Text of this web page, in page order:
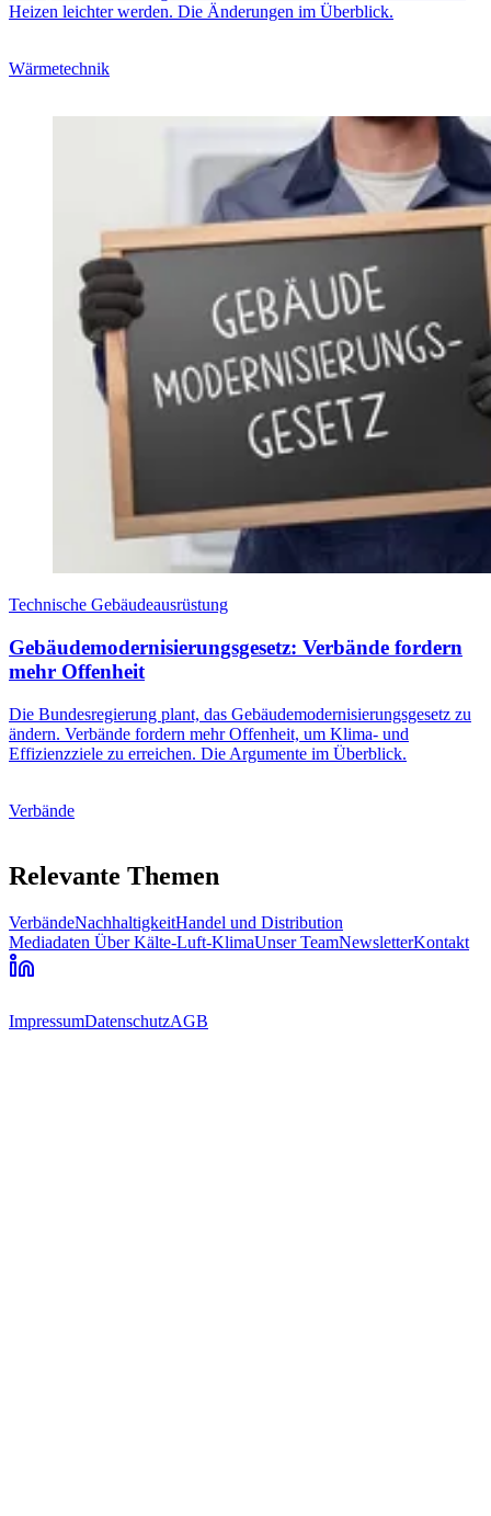
Heizen leichter werden. Die Änderungen im Überblick.
Wärmetechnik
Technische Gebäudeausrüstung
Gebäudemodernisierungsgesetz: Verbände fordern
mehr Offenheit
Die Bundesregierung plant, das Gebäudemodernisierungsgesetz zu
ändern. Verbände fordern mehr Offenheit, um Klima- und
Effizienzziele zu erreichen. Die Argumente im Überblick.
Verbände
Relevante Themen
VerbändeNachhaltigkeitHandel und Distribution
Mediadaten Über Kälte-Luft-KlimaUnser TeamNewsletterKontakt
ImpressumDatenschutzAGB